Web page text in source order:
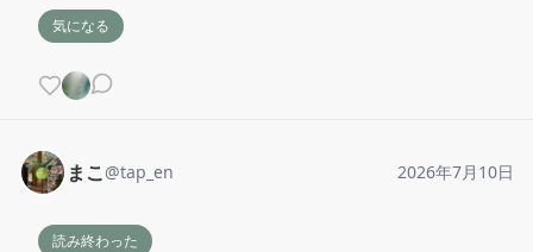
気になる
まこ@tap_en 2026年7月10日
読み終わった